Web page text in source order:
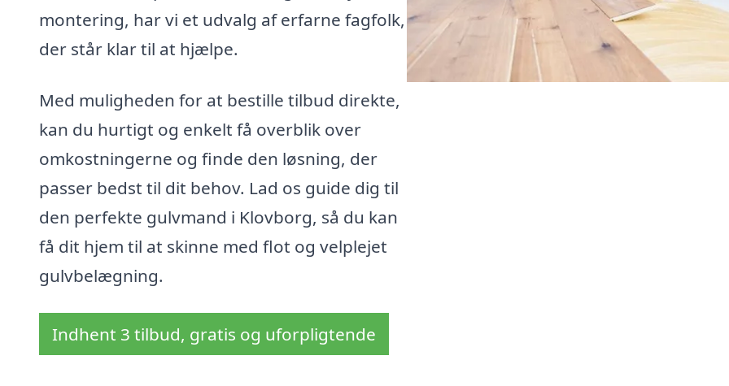
montering, har vi et udvalg af erfarne fagfolk,
der står klar til at hjælpe.
Med muligheden for at bestille tilbud direkte,
kan du hurtigt og enkelt få overblik over
omkostningerne og finde den løsning, der
passer bedst til dit behov. Lad os guide dig til
den perfekte gulvmand i Klovborg, så du kan
få dit hjem til at skinne med flot og velplejet
gulvbelægning.
Indhent 3 tilbud, gratis og uforpligtende